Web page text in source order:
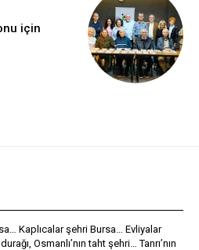
için
Kaplıcalar şehri Bursa… Evliyalar
Osmanlı’nın taht şehri… Tanrı’nın